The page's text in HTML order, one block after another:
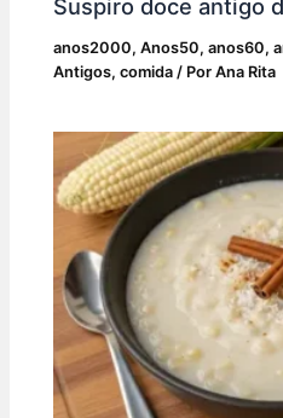
Suspiro doce antigo
anos2000,Anos50,anos60,
Antigos,comida / PorAna Rita